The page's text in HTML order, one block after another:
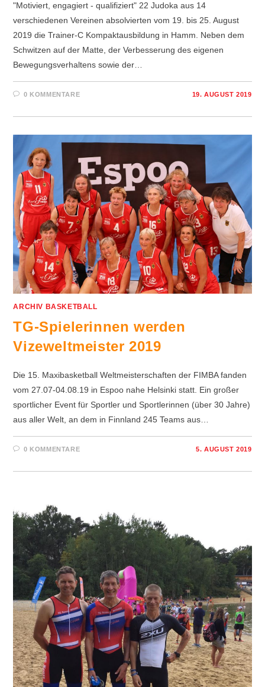
"Motiviert, engagiert - qualifiziert" 22 Judoka aus 14
verschiedenen Vereinen absolvierten vom 19. bis 25. August
2019 die Trainer-C Kompaktausbildung in Hamm. Neben dem
Schwitzen auf der Matte, der Verbesserung des eigenen
Bewegungsverhaltens sowie der…
0 KOMMENTARE 19. AUGUST 2019
ARCHIV BASKETBALL
TG-Spielerinnen werden
Vizeweltmeister 2019
Die 15. Maxibasketball Weltmeisterschaften der FIMBA fanden
vom 27.07-04.08.19 in Espoo nahe Helsinki statt. Ein großer
sportlicher Event für Sportler und Sportlerinnen (über 30 Jahre)
aus aller Welt, an dem in Finnland 245 Teams aus…
0 KOMMENTARE 5. AUGUST 2019